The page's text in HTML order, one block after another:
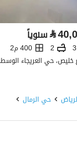
⃁سنوياً
3
2 400 م2
حي الرمال